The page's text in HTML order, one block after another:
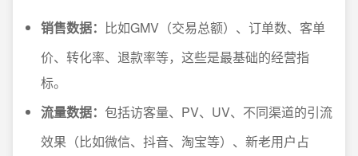
销售数据： 比如GMV（交易总额）、订单数、客单
价、转化率、退款率等，这些是最基础的经营指
标。
流量数据： 包括访客量、PV、UV、不同渠道的引流
效果（比如微信、抖音、淘宝等）、新老用户占